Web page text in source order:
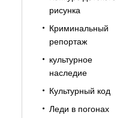
рисунка
Криминальный
репортаж
культурное
наследие
Культурный код
Леди в погонах